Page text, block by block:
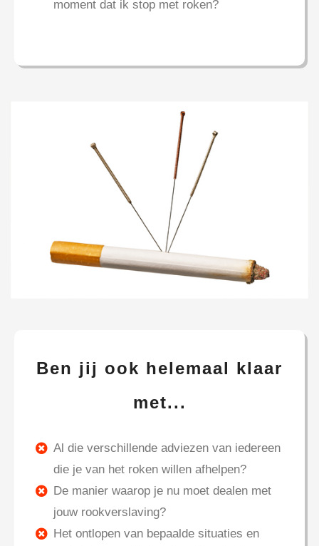
moment dat ik stop met roken?
Ben jij ook helemaal klaar
met...
Al die verschillende adviezen van iedereen
die je van het roken willen afhelpen?
De manier waarop je nu moet dealen met
jouw rookverslaving?
Het ontlopen van bepaalde situaties en